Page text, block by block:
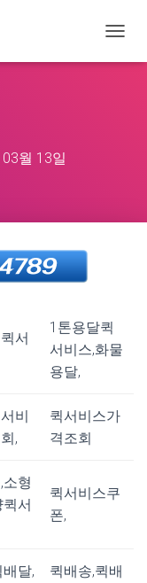
비
월 13일
서
1톤용달퀵
서비스,화물
용달,
비
,
퀵서비스가
격조회
형
서
퀵서비스쿠
폰,
달,
퀵배송,퀵배